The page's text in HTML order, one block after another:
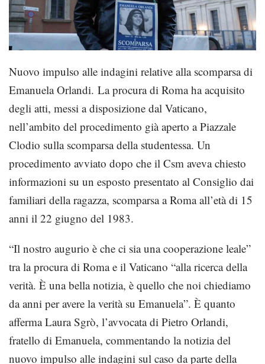
Nuovo impulso alle indagini relative alla scomparsa di
Emanuela Orlandi. La procura di Roma ha acquisito
degli atti, messi a disposizione dal Vaticano,
nell’ambito del procedimento già aperto a Piazzale
Clodio sulla scomparsa della studentessa. Un
procedimento avviato dopo che il Csm aveva chiesto
informazioni su un esposto presentato al Consiglio dai
familiari della ragazza, scomparsa a Roma all’età di 15
anni il 22 giugno del 1983.
“Il nostro augurio è che ci sia una cooperazione leale”
tra la procura di Roma e il Vaticano “alla ricerca della
verità. È una bella notizia, è quello che noi chiediamo
da anni per avere la verità su Emanuela”. È quanto
afferma Laura Sgrò, l’avvocata di Pietro Orlandi,
fratello di Emanuela, commentando la notizia del
nuovo impulso alle indagini sul caso da parte della